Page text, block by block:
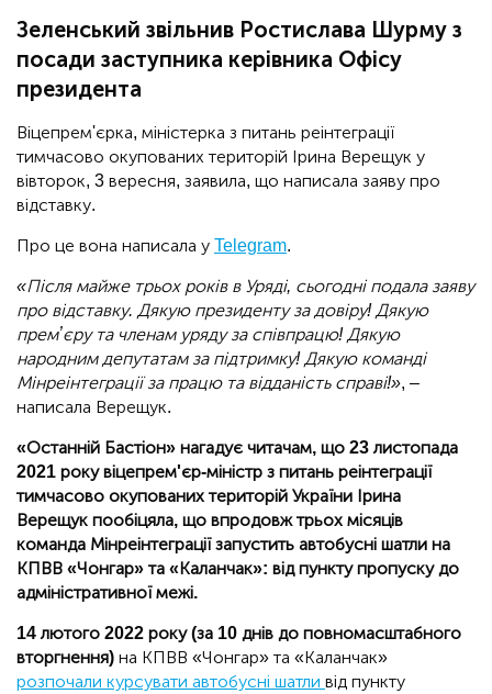
Зеленський звільнив Ростислава Шурму з
посади заступника керівника Офісу
президента
Віцепрем'єрка, міністерка з питань реінтеграції
тимчасово окупованих територій Ірина Верещук у
вівторок, 3 вересня, заявила, що написала заяву про
відставку.
Про це вона написала у Telegram.
«Після майже трьох років в Уряді, сьогодні подала заяву
про відставку. Дякую президенту за довіру! Дякую
премʼєру та членам уряду за співпрацю! Дякую
народним депутатам за підтримку! Дякую команді
Мінреінтеграції за працю та відданість справі!», –
написала Верещук.
«Останній Бастіон» нагадує читачам, що 23 листопада
2021 року віцепрем'єр-міністр з питань реінтеграції
тимчасово окупованих територій України Ірина
Верещук пообіцяла, що впродовж трьох місяців
команда Мінреінтеграції запустить автобусні шатли на
КПВВ «Чонгар» та «Каланчак»: від пункту пропуску до
адміністративної межі.
14 лютого 2022 року (за 10 днів до повномасштабного
вторгнення) на КПВВ «Чонгар» та «Каланчак»
розпочали курсувати автобусні шатли від пункту